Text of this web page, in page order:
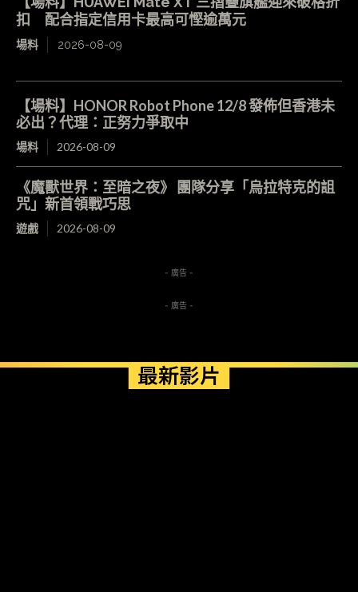
扣 配合指定信用卡最高可慳逾萬元
場料 2026-08-09
【場料】HONOR Robot Phone 12/8 發佈但香港未
必出？代理：正努力爭取中
場料 2026-08-09
《魔獸世界：至暗之夜》 團隊分享「烏拉特克的詛
咒」新首領戰巧思
遊戲 2026-08-09
- 廣告 -
- 廣告 -
最新影片